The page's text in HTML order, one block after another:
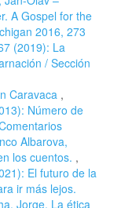
A Gospel for the
2016, 273
(2019): La
/ Sección
Caravaca ,
Número de
Albarova,
los cuentos. ,
El futuro de la
ir más lejos.
Jorge, La ética